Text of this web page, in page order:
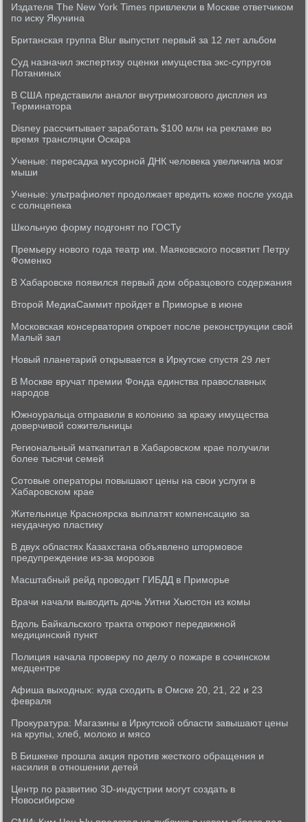
Издателя The New York Times привлекли в Москве ответчиком
по иску Якунина
Британская группа Blur выпустит первый за 12 лет альбом
Суд назначил экспертизу оценки имущества экс-супругов
Потаниных
В США представили аналог внутримозгового дисплея из
Терминатора
Disney рассчитывает заработать $100 млн на рекламе во
время трансляции Оскара
Ученые: пересадка мусорной ДНК человека увеличила мозг
мыши
Ученые: ультрафиолет продолжает вредить коже после ухода
с солнцепека
Школьную форму подгонят по ГОСТу
Премьеру нового года театр им. Маяковского посвятит Петру
Фоменко
В Хабаровске появился первый дом образцового содержания
Второй МедиаСаммит пройдет в Приморье в июне
Московская консерватория откроет после реконструкции свой
Малый зал
Новый планетарий открывается в Иркутске спустя 29 лет
В Москве вручат премии Фонда единства православных
народов
Южноуральца отправили в колонию за кражу имущества
доверчивой сожительницы
Региональный маткапитал в Хабаровском крае получили
более тысячи семей
Сотовые операторы повышают цены на свои услуги в
Хабаровском крае
Жительнице Красноярска выплатят компенсацию за
неудачную пластику
В двух областях Казахстана объявлено штормовое
предупреждение из-за морозов
Масштабный рейд проводит ГИБДД в Приморье
Врачи начали выводить дочь Уитни Хьюстон из комы
Вдоль Байкальского тракта откроют передвижной
медицинский пункт
Полиция начала проверку по делу о пожаре в сочинском
медцентре
Афиша выходных: куда сходить в Омске 20, 21, 22 и 23
февраля
Прокуратура: Магазины в Иркутской области завышают цены
на крупы, хлеб, молоко и мясо
В Бишкеке прошла акция против жесткого обращения и
насилия в отношении детей
Центр по развитию 3D-индустрии могут создать в
Новосибирске